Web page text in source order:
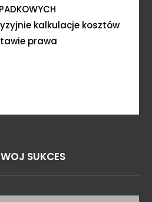
kalkulacje kosztów
prawa
SUKCES